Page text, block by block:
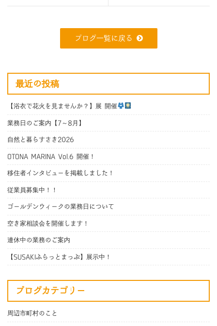
ブログ一覧に戻る
最近の投稿
【浴衣で花火を見ませんか？】展 開催
業務日のご案内【7～8月】
自然と暮らすさき2026
OTONA MARINA Vol.6 開催！
移住者インタビューを掲載しました！
従業員募集中！！
ゴールデンウィークの業務日について
空き家相談会を開催します！
連休中の業務のご案内
【SUSAKIふらっとまっぷ】展示中！
ブログカテゴリー
周辺市町村のこと